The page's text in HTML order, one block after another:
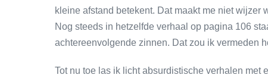
kleine afstand betekent. Dat maakt me niet wijzer
Nog steeds in hetzelfde verhaal op pagina 106
achtereenvolgende zinnen. Dat zou ik vermeden
Tot nu toe las ik licht absurdistische verhalen met